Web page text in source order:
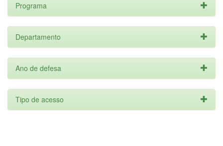
Programa
Departamento
Ano de defesa
Tipo de acesso